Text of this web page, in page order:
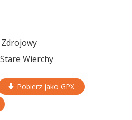
Wierchy
Pobierz jako GPX